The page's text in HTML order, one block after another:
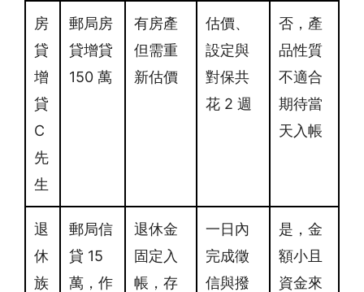
房
貸
增
貸
C
先
生
郵局房
貸增貸
150 萬
有房產
但需重
新估價
估價、
設定與
對保共
花 2 週
否，產
品性質
不適合
期待當
天入帳
退
休
族
郵局信
貸 15
萬，作
退休金
固定入
帳，存
一日內
完成徵
信與撥
是，金
額小且
資金來